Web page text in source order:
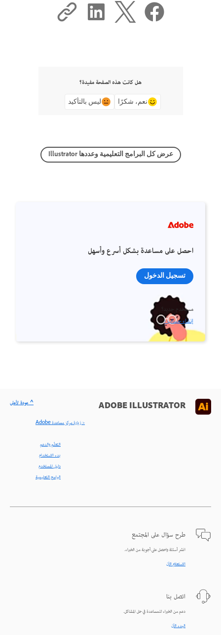
هل كانت هذه الصفحة مفيدة؟
نعم، شكرًا ليس بالتأكيد
عرض كل البرامج التعليمية وعددها Illustrator
احصل على مساعدة بشكل أسرع وأسهل
تسجيل الدخول
مستخدم جديد؟
إنشاء حساب ›
ADOBE ILLUSTRATOR
< زيارة مركز مساعدة Adobe
التعلّم والدعم
بدء الاستخدام
دليل المستخدم
البرامج التعليمية
طرح سؤال على المجتمع
انشر أسئلة واحصل على أجوبة من الخبراء.
الاستعلام الآن
اتصل بنا
دعم من الخبراء للمساعدة في حل المشاكل.
البدء الآن
^ عودة لأعلى